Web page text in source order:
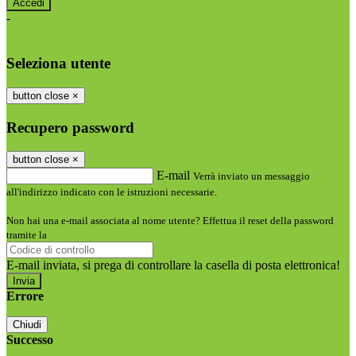
-
Seleziona utente
button close ×
Recupero password
button close ×
E-mail Verrà inviato un messaggio
all'indirizzo indicato con le istruzioni necessarie.
Non hai una e-mail associata al nome utente? Effettua il reset della password
tramite la
E-mail inviata, si prega di controllare la casella di posta elettronica!
Errore
Chiudi
Successo